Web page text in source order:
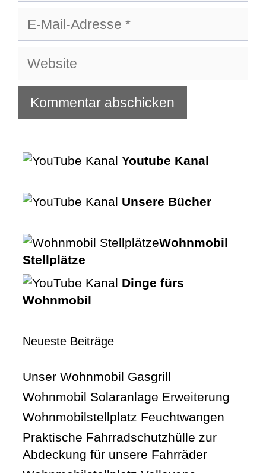
E-
Adresse
Website
Youtube Kanal
Unsere Bücher
Wohnmobil
Stellplätze
Dinge fürs
Wohnmobil
Neueste Beiträge
Unser Wohnmobil Gasgrill
Wohnmobil Solaranlage Erweiterung
Wohnmobilstellplatz Feuchtwangen
Praktische Fahrradschutzhülle zur
Abdeckung für unsere Fahrräder